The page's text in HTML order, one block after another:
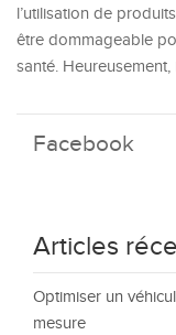
l’utilisation de
être dommageable
santé. Heureusement,
Facebook
Articles
Optimiser un
mesure